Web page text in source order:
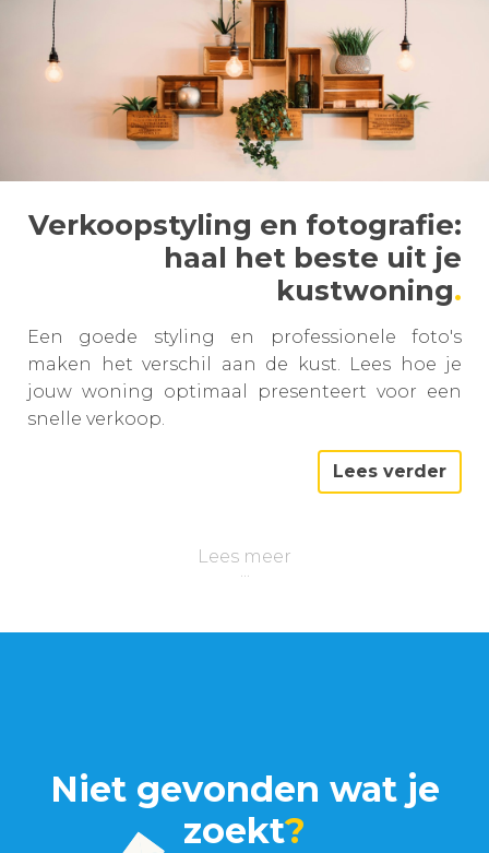
Verkoopstyling en fotografie:
haal het beste uit je
kustwoning
Een goede styling en professionele foto's
maken het verschil aan de kust. Lees hoe je
jouw woning optimaal presenteert voor een
snelle verkoop.
Lees verder
Lees meer
Niet gevonden wat je
zoekt?